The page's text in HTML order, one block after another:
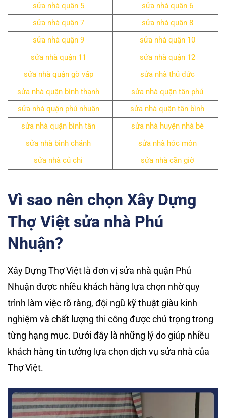
sửa nhà quận 5
sửa nhà quận 6
sửa nhà quận 7
sửa nhà quận 8
sửa nhà quận 9
sửa nhà quận 10
sửa nhà quận 11
sửa nhà quận 12
sửa nhà quận gò vấp
sửa nhà thủ đức
sửa nhà quận bình thạnh
sửa nhà quận tân phú
sửa nhà quận phú nhuận
sửa nhà quận tân bình
sửa nhà quận bình tân
sửa nhà huyện nhà bè
sửa nhà bình chánh
sửa nhà hóc môn
sửa nhà củ chi
sửa nhà cần giờ
Vì sao nên chọn Xây Dựng
Thợ Việt sửa nhà Phú
Nhuận?
Xây Dựng Thợ Việt là đơn vị sửa nhà quận Phú
Nhuận được nhiều khách hàng lựa chọn nhờ quy
trình làm việc rõ ràng, đội ngũ kỹ thuật giàu kinh
nghiệm và chất lượng thi công được chú trọng trong
từng hạng mục. Dưới đây là những lý do giúp nhiều
khách hàng tin tưởng lựa chọn dịch vụ sửa nhà của
Thợ Việt.